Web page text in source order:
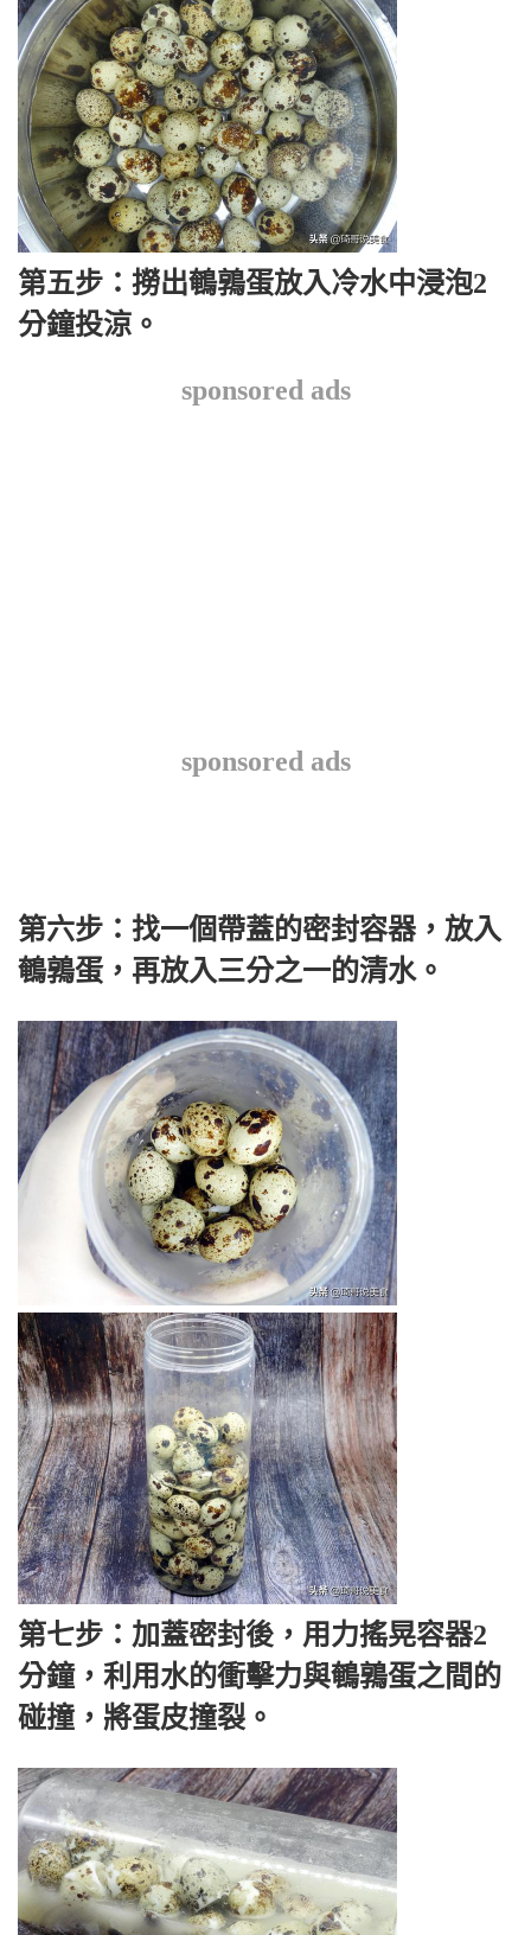
第五步：撈出鵪鶉蛋放入冷水中浸泡2
分鐘投涼。
sponsored ads
sponsored ads
第六步：找一個帶蓋的密封容器，放入
鵪鶉蛋，再放入三分之一的清水。
第七步：加蓋密封後，用力搖晃容器2
分鐘，利用水的衝擊力與鵪鶉蛋之間的
碰撞，將蛋皮撞裂。